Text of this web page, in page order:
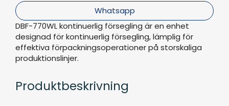
Whatsapp
DBF-770WL kontinuerlig försegling är en enhet
designad för kontinuerlig försegling, lämplig för
effektiva förpackningsoperationer på storskaliga
produktionslinjer.
Produktbeskrivning